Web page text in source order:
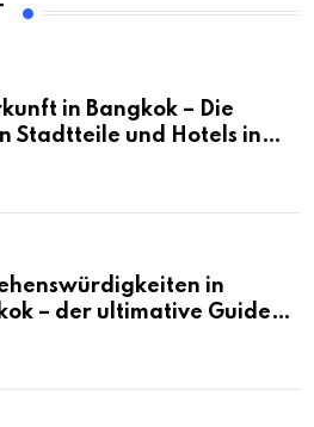
in Bangkok – Die
Stadtteile und Hotels in
in
– der ultimative Guide